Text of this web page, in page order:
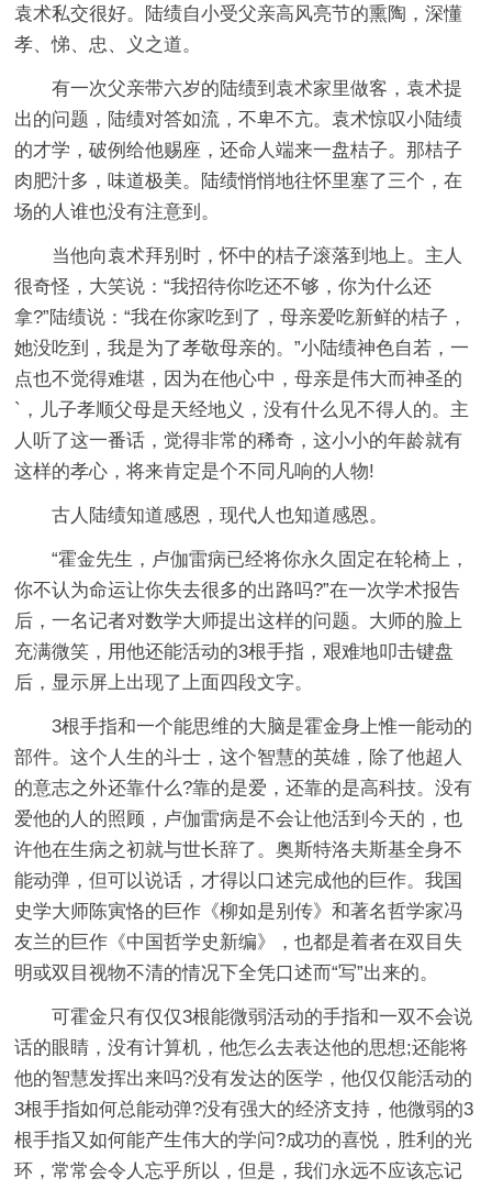
袁术私交很好。陆绩自小受父亲高风亮节的熏陶，深懂
孝、悌、忠、义之道。
有一次父亲带六岁的陆绩到袁术家里做客，袁术提
出的问题，陆绩对答如流，不卑不亢。袁术惊叹小陆绩
的才学，破例给他赐座，还命人端来一盘桔子。那桔子
肉肥汁多，味道极美。陆绩悄悄地往怀里塞了三个，在
场的人谁也没有注意到。
当他向袁术拜别时，怀中的桔子滚落到地上。主人
很奇怪，大笑说：“我招待你吃还不够，你为什么还
拿?”陆绩说：“我在你家吃到了，母亲爱吃新鲜的桔子，
她没吃到，我是为了孝敬母亲的。”小陆绩神色自若，一
点也不觉得难堪，因为在他心中，母亲是伟大而神圣的
`，儿子孝顺父母是天经地义，没有什么见不得人的。主
人听了这一番话，觉得非常的稀奇，这小小的年龄就有
这样的孝心，将来肯定是个不同凡响的人物!
古人陆绩知道感恩，现代人也知道感恩。
“霍金先生，卢伽雷病已经将你永久固定在轮椅上，
你不认为命运让你失去很多的出路吗?”在一次学术报告
后，一名记者对数学大师提出这样的问题。大师的脸上
充满微笑，用他还能活动的3根手指，艰难地叩击键盘
后，显示屏上出现了上面四段文字。
3根手指和一个能思维的大脑是霍金身上惟一能动的
部件。这个人生的斗士，这个智慧的英雄，除了他超人
的意志之外还靠什么?靠的是爱，还靠的是高科技。没有
爱他的人的照顾，卢伽雷病是不会让他活到今天的，也
许他在生病之初就与世长辞了。奥斯特洛夫斯基全身不
能动弹，但可以说话，才得以口述完成他的巨作。我国
史学大师陈寅恪的巨作《柳如是别传》和著名哲学家冯
友兰的巨作《中国哲学史新编》，也都是着者在双目失
明或双目视物不清的情况下全凭口述而“写”出来的。
可霍金只有仅仅3根能微弱活动的手指和一双不会说
话的眼睛，没有计算机，他怎么去表达他的思想;还能将
他的智慧发挥出来吗?没有发达的医学，他仅仅能活动的
3根手指如何总能动弹?没有强大的经济支持，他微弱的3
根手指又如何能产生伟大的学问?成功的喜悦，胜利的光
环，常常会令人忘乎所以，但是，我们永远不应该忘记